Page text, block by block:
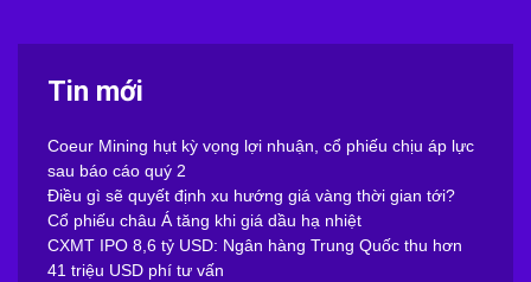
Tin mới
Coeur Mining hụt kỳ vọng lợi nhuận, cổ phiếu chịu áp lực
sau báo cáo quý 2
Điều gì sẽ quyết định xu hướng giá vàng thời gian tới?
Cổ phiếu châu Á tăng khi giá dầu hạ nhiệt
CXMT IPO 8,6 tỷ USD: Ngân hàng Trung Quốc thu hơn
41 triệu USD phí tư vấn